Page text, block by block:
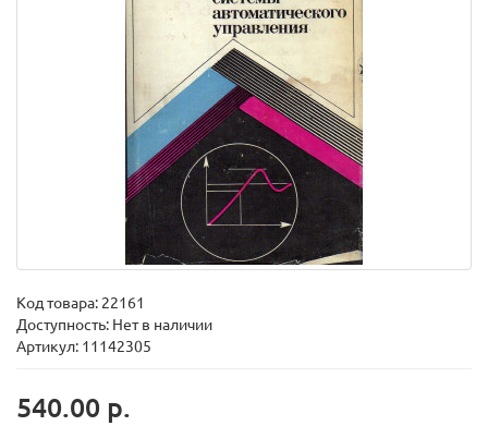
Код товара: 22161
Доступность: Нет в наличии
Артикул: 11142305
540.00 р.